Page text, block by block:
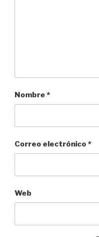
Nombre *
Correo electrónico *
Web